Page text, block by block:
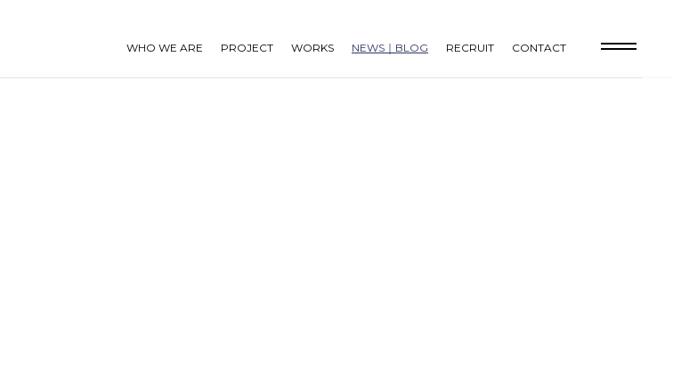
WHO WE ARE PROJECT WORKS NEWS｜BLOG RECRUIT CONTACT